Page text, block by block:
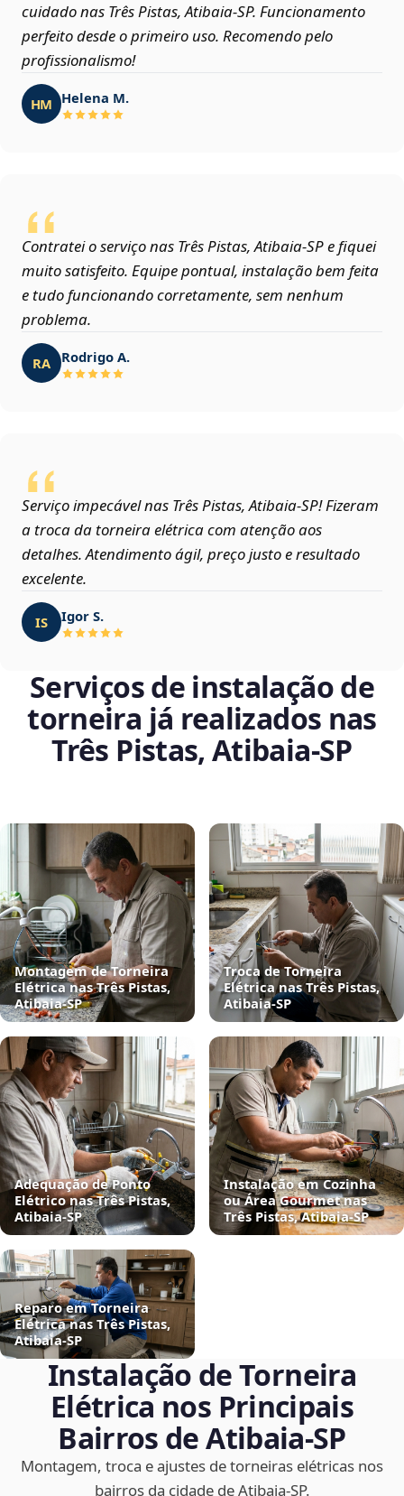
cuidado nas Três Pistas, Atibaia‑SP. Funcionamento
perfeito desde o primeiro uso. Recomendo pelo
profissionalismo!
HM Helena M.
Contratei o serviço nas Três Pistas, Atibaia‑SP e fiquei
muito satisfeito. Equipe pontual, instalação bem feita
e tudo funcionando corretamente, sem nenhum
problema.
RA Rodrigo A.
Serviço impecável nas Três Pistas, Atibaia‑SP! Fizeram
a troca da torneira elétrica com atenção aos
detalhes. Atendimento ágil, preço justo e resultado
excelente.
IS Igor S.
Serviços de instalação de
torneira já realizados nas
Três Pistas, Atibaia‑SP
Montagem de Torneira
Elétrica nas Três Pistas,
Atibaia‑SP
Troca de Torneira
Elétrica nas Três Pistas,
Atibaia‑SP
Adequação de Ponto
Elétrico nas Três Pistas,
Atibaia‑SP
Instalação em Cozinha
ou Área Gourmet nas
Três Pistas, Atibaia‑SP
Reparo em Torneira
Elétrica nas Três Pistas,
Atibaia‑SP
Instalação de Torneira
Elétrica nos Principais
Bairros de Atibaia‑SP
Montagem, troca e ajustes de torneiras elétricas nos
bairros da cidade de Atibaia‑SP.